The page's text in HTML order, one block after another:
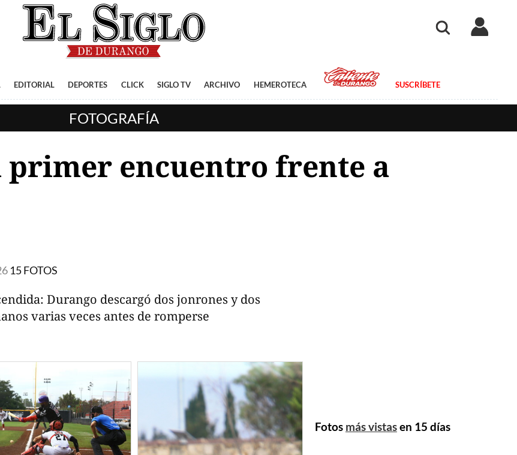
EDITORIAL DEPORTES CLICK SIGLO TV ARCHIVO HEMEROTECA SUSCRÍBETE
FOTOGRAFÍA
primer encuentro frente a
15 FOTOS
Durango descargó dos jonrones y dos
varias veces antes de romperse
Fotos más vistasen 15 días